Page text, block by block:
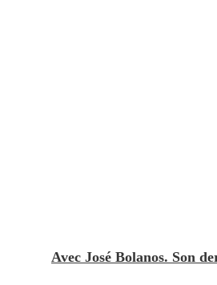
Avec José Bolanos. Son